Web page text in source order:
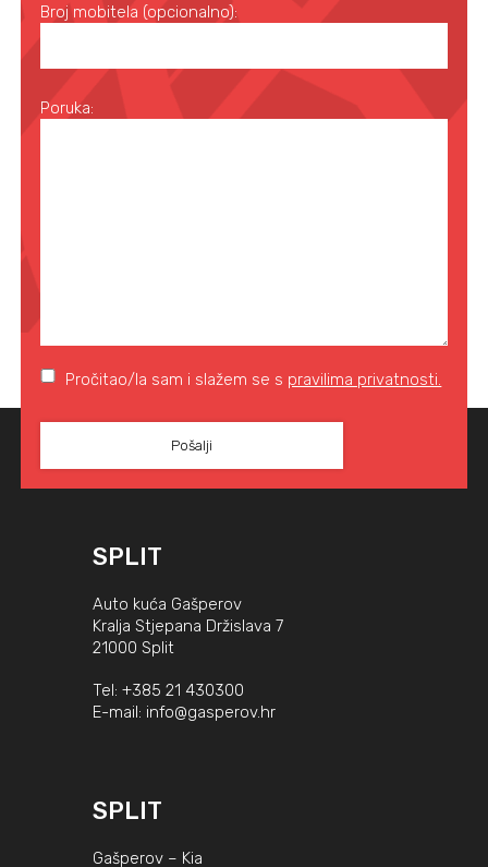
Broj mobitela (opcionalno):
Poruka:
Pročitao/la sam i slažem se s pravilima privatnosti.
SPLIT
Auto kuća Gašperov
Kralja Stjepana Držislava 7
21000 Split
Tel: +385 21 430300
E-mail: info@gasperov.hr
SPLIT
Gašperov – Kia